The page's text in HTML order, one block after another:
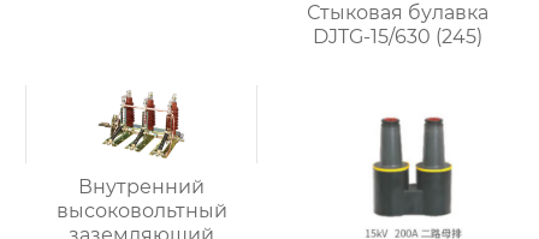
Стыковая булавка
DJTG-15/630 (245)
Внутренний
высоковольтный
заземляющий